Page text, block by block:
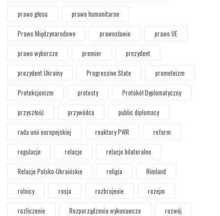
prawo głosu
prawo humanitarne
Prawo Międzynarodowe
prawosławie
prawo UE
prawo wyborcze
premier
prezydent
prezydent Ukrainy
Progressive State
prometeizm
Protekcjonizm
protesty
Protokół Dyplomatyczny
przyszłość
przywódca
public diplomacy
rada unii europejskiej
reaktory PWR
reform
regulacje
relacje
relacje bilateralne
Relacje Polsko-Ukraińskie
religia
Rimland
rolnicy
rosja rozbrojenie
rozejm
rozliczenie
Rozporządzenia wykonawcze
rozwój